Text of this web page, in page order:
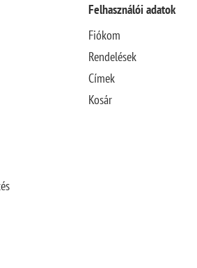
Felhasználói adatok
Fiókom
Rendelések
Címek
Kosár